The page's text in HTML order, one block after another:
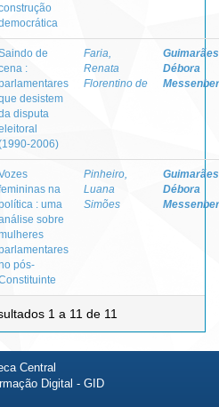
de
:
desistem
disputa
2006)
Faria,
Renata
Florentino de
Débora
na
: uma
sobre
pós-
Pinheiro,
Luana
Simões
Débora
1 a 11 de 11
Central
Digital - GID